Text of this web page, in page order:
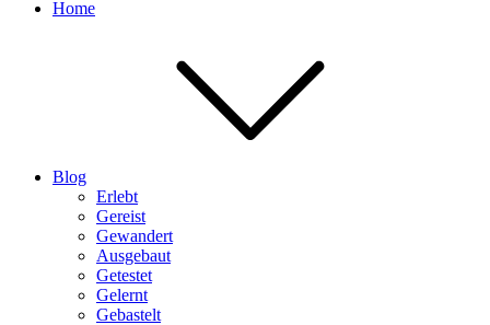
Home
Blog
Erlebt
Gereist
Gewandert
Ausgebaut
Getestet
Gelernt
Gebastelt